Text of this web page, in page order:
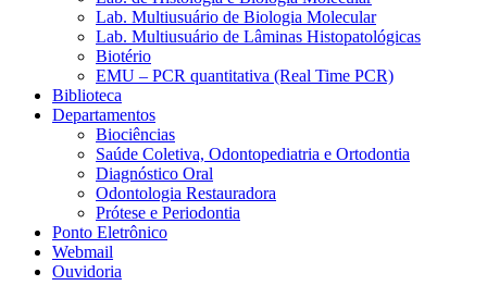
Lab. Multiusuário de Biologia Molecular
Lab. Multiusuário de Lâminas Histopatológicas
Biotério
EMU – PCR quantitativa (Real Time PCR)
Biblioteca
Departamentos
Biociências
Saúde Coletiva, Odontopediatria e Ortodontia
Diagnóstico Oral
Odontologia Restauradora
Prótese e Periodontia
Ponto Eletrônico
Webmail
Ouvidoria